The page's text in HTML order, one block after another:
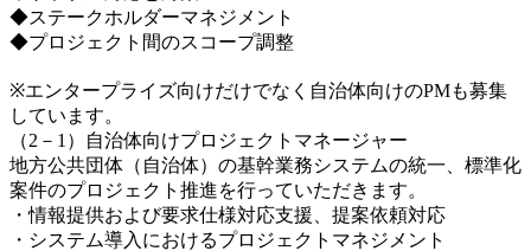
◆ステークホルダーマネジメント
◆プロジェクト間のスコープ調整
※エンタープライズ向けだけでなく自治体向けのPMも募集
しています。
（2－1）自治体向けプロジェクトマネージャー
地方公共団体（自治体）の基幹業務システムの統一、標準化
案件のプロジェクト推進を行っていただきます。
・情報提供および要求仕様対応支援、提案依頼対応
・システム導入におけるプロジェクトマネジメント